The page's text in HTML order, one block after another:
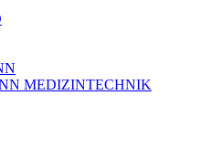
MEDIZINTECHNIK